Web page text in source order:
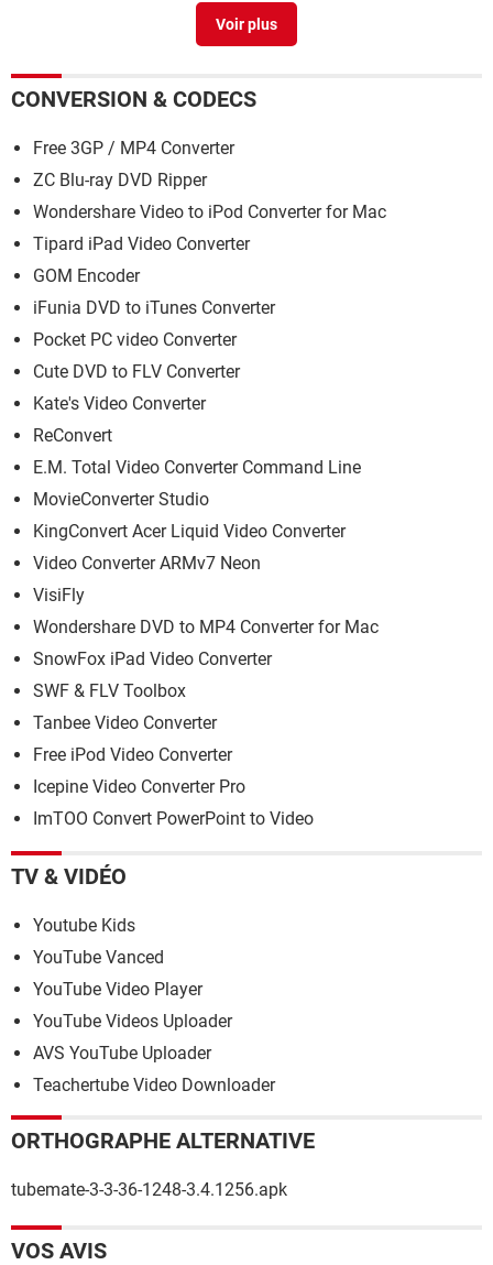
Difficultes de telecharger tubemate.
Télécharger une vidéo YouTube : la méthode simple
CONVERSION & CODECS
Free 3GP / MP4 Converter
ZC Blu-ray DVD Ripper
Wondershare Video to iPod Converter for Mac
Tipard iPad Video Converter
GOM Encoder
iFunia DVD to iTunes Converter
Pocket PC video Converter
Cute DVD to FLV Converter
Kate's Video Converter
ReConvert
E.M. Total Video Converter Command Line
MovieConverter Studio
KingConvert Acer Liquid Video Converter
Video Converter ARMv7 Neon
VisiFly
Wondershare DVD to MP4 Converter for Mac
SnowFox iPad Video Converter
SWF & FLV Toolbox
Tanbee Video Converter
Free iPod Video Converter
Icepine Video Converter Pro
ImTOO Convert PowerPoint to Video
TV & VIDÉO
Youtube Kids
YouTube Vanced
YouTube Video Player
YouTube Videos Uploader
AVS YouTube Uploader
Teachertube Video Downloader
ORTHOGRAPHE ALTERNATIVE
tubemate-3-3-36-1248-3.4.1256.apk
VOS AVIS